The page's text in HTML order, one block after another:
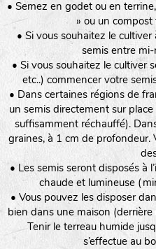
• Semez en godet ou en
» ou un
• Si vous souhaitez le
semis entre
• Si vous souhaitez le cultiver
etc..) commencer votre
• Dans certaines régions de
un semis directement sur
suffisamment réchauffé).
graines, à 1 cm de profondeur.
• Les semis seront disposés à
chaude et lumineuse
• Vous pouvez les disposer
bien dans une maison
Tenir le terreau humide
s’effectue au